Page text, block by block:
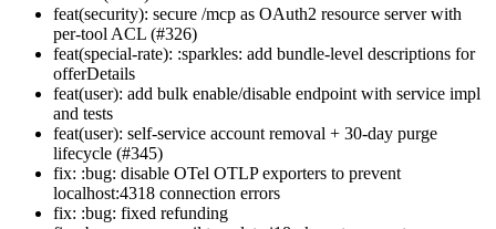
feat(security): secure /mcp as OAuth2 resource server with
per-tool ACL (#326)
feat(special-rate): :sparkles: add bundle-level descriptions for
offerDetails
feat(user): add bulk enable/disable endpoint with service impl
and tests
feat(user): self-service account removal + 30-day purge
lifecycle (#345)
fix: :bug: disable OTel OTLP exporters to prevent
localhost:4318 connection errors
fix: :bug: fixed refunding